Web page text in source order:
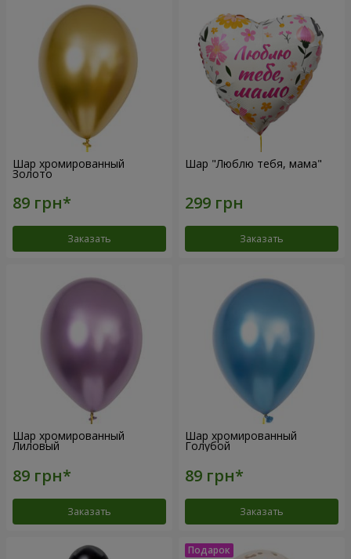
Шар хромированный
Золото
Заказать
Шар "Люблю тебя, мама"
Заказать
Шар хромированный
Лиловый
Заказать
Шар хромированный
Голубой
Заказать